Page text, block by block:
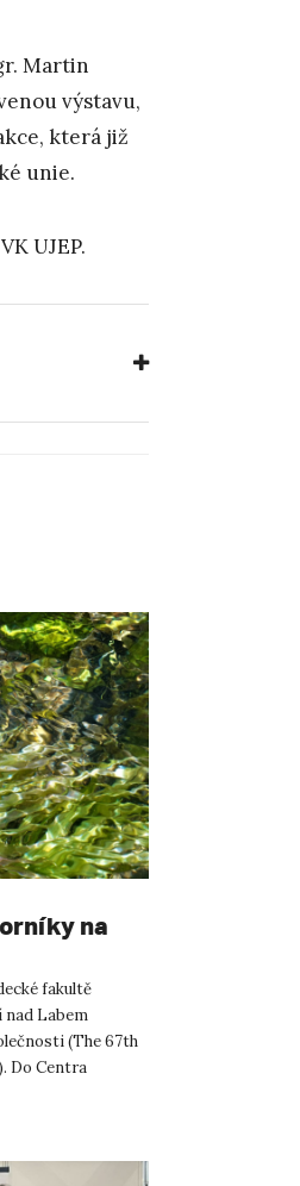
Martin
výstavu,
která již
unie.
UJEP.
na
fakultě
Labem
(The 67th
Do Centra